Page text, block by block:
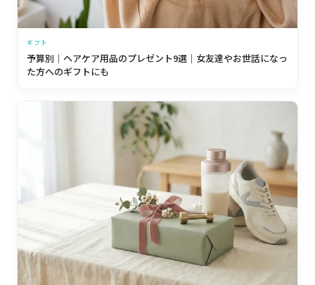
ギフト
予算別｜ヘアケア用品のプレゼント9選｜女友達やお世話になっ
た方へのギフトにも